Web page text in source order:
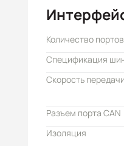
Количество
Спецификация
Скорость
Разъем порта CAN
Изоляция